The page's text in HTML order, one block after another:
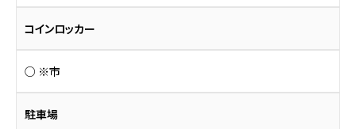
コインロッカー
○ ※市
駐車場